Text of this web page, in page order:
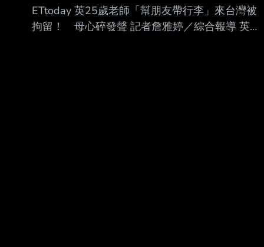
ETtoday 英25歲老師「幫朋友帶行李」來台灣被
拘留！ 母心碎發聲 記者詹雅婷／綜合報導 英國